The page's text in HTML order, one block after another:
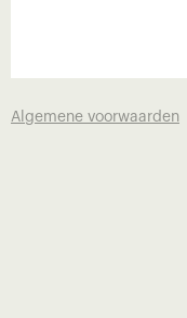
Algemene voorwaarden